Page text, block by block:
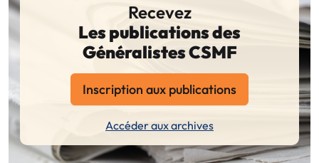
Recevez
Les publications des
Généralistes CSMF
Inscription aux publications
Accéder aux archives